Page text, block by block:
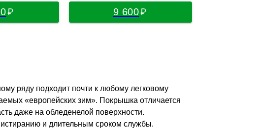
9 600
ряду подходит почти к любому легковому
«европейских зим». Покрышка отличается
даже на обледенелой поверхности.
и длительным сроком службы.